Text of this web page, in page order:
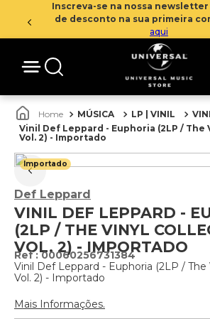
Inscreva-se na nossa newsletter
de desconto na sua primeira
aqui
MÚSICA LP | VINIL
Vinil Def Leppard - Euphoria (2LP / The
Vol. 2) - Importado
Importado
Def Leppard
VINIL DEF LEPPARD -
(2LP / THE VINYL
VOL. 2) - IMPORTADO
:00060256731384
Vinil Def Leppard - Euphoria (2LP / The
Vol. 2) - Importado
Mais Informações.